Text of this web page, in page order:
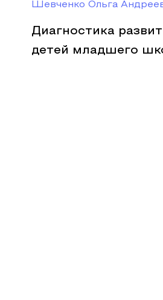
Шевченко Ольга
Диагностика
детей младшего